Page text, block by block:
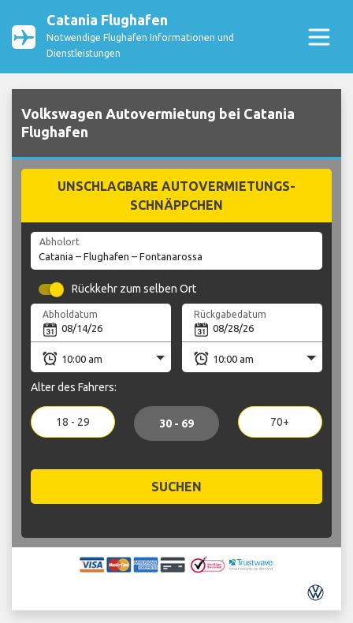
Catania Flughafen
Notwendige Flughafen Informationen und
Dienstleistungen
Volkswagen Autovermietung bei Catania
Flughafen
UNSCHLAGBARE AUTOVERMIETUNGS-
SCHNÄPPCHEN
Abholort
Rückkehr zum selben Ort
Abholdatum Rückgabedatum
Alter des Fahrers:
18 - 29 30 - 69 70+
SUCHEN